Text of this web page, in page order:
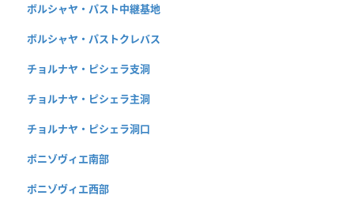
ボルシャヤ・パスト中継基地
ボルシャヤ・パストクレバス
チョルナヤ・ピシェラ支洞
チョルナヤ・ピシェラ主洞
チョルナヤ・ピシェラ洞口
ポニゾヴィエ南部
ポニゾヴィエ西部